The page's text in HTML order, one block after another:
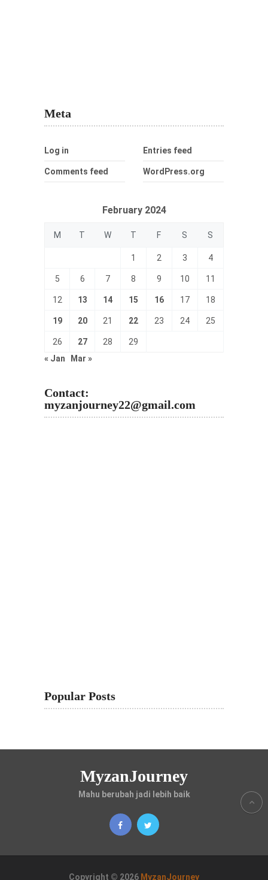
Meta
Log in Entries feed
Comments feed WordPress.org
February 2024
M T W T F S S
1 2 3 4
5 6 7 8 9 10 11
12 13 14 15 16 17 18
19 20 21 22 23 24 25
26 27 28
29
« Jan
Mar »
Contact:
myzanjourney22@gmail.com
Popular Posts
MyzanJourney
Mahu berubah jadi lebih baik
Copyright © 2026 MyzanJourney